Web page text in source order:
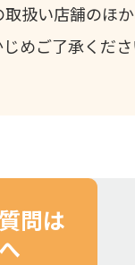
扱い店舗のほ
めご了承くださ
問は